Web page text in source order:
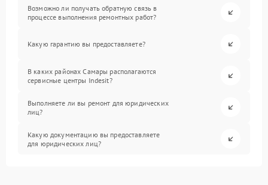
Возможно ли получать обратную связь в
процессе выполнения ремонтных работ?
Какую гарантию вы предоставляете?
В каких районах Самары располагаются
сервисные центры Indesit?
Выполняете ли вы ремонт для юридических
лиц?
Какую документацию вы предоставляете
для юридических лиц?